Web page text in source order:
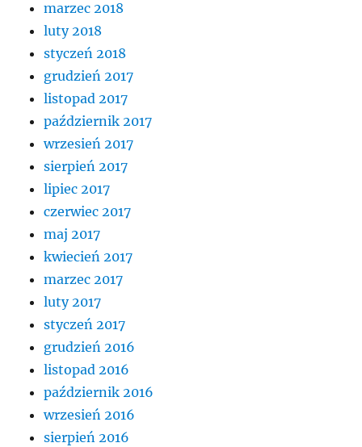
marzec 2018
luty 2018
styczeń 2018
grudzień 2017
listopad 2017
październik 2017
wrzesień 2017
sierpień 2017
lipiec 2017
czerwiec 2017
maj 2017
kwiecień 2017
marzec 2017
luty 2017
styczeń 2017
grudzień 2016
listopad 2016
październik 2016
wrzesień 2016
sierpień 2016